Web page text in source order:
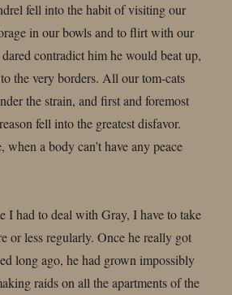
fell into the habit of visiting our
in our bowls and to flirt with our
contradict him he would beat up,
the very borders. All our tom-cats
the strain, and first and foremost
fell into the greatest disfavor.
a body can’t have any peace
I had to deal with Gray, I have to take
or less regularly. Once he really got
long ago, he had grown impossibly
raids on all the apartments of the